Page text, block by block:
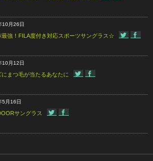
10月26日
最強！FILA度付き対応スポーツサングラス☆
10月12日
にまつ毛が当たるあなたに
5月16日
サングラス